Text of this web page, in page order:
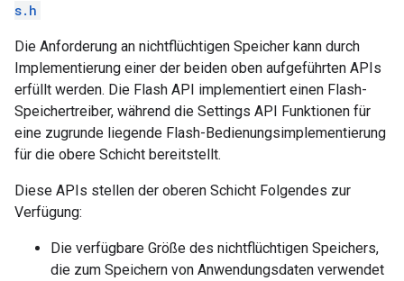
s.h
Die Anforderung an nichtflüchtigen Speicher kann durch
Implementierung einer der beiden oben aufgeführten APIs
erfüllt werden. Die Flash API implementiert einen Flash-
Speichertreiber, während die Settings API Funktionen für
eine zugrunde liegende Flash-Bedienungsimplementierung
für die obere Schicht bereitstellt.
Diese APIs stellen der oberen Schicht Folgendes zur
Verfügung:
Die verfügbare Größe des nichtflüchtigen Speichers,
die zum Speichern von Anwendungsdaten verwendet